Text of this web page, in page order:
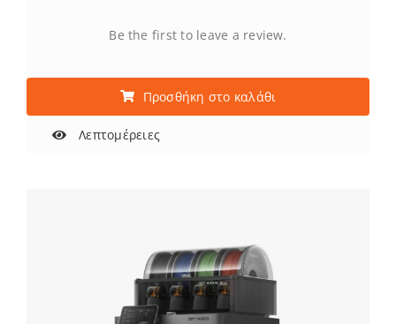
Be the first to leave a review.
Προσθήκη στο καλάθι
Λεπτομέρειες